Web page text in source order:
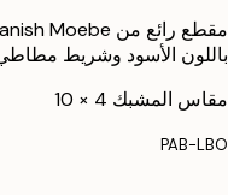
باللون الأسود وشريط
مقاس المشبك 4 × 10
PAB-LBO